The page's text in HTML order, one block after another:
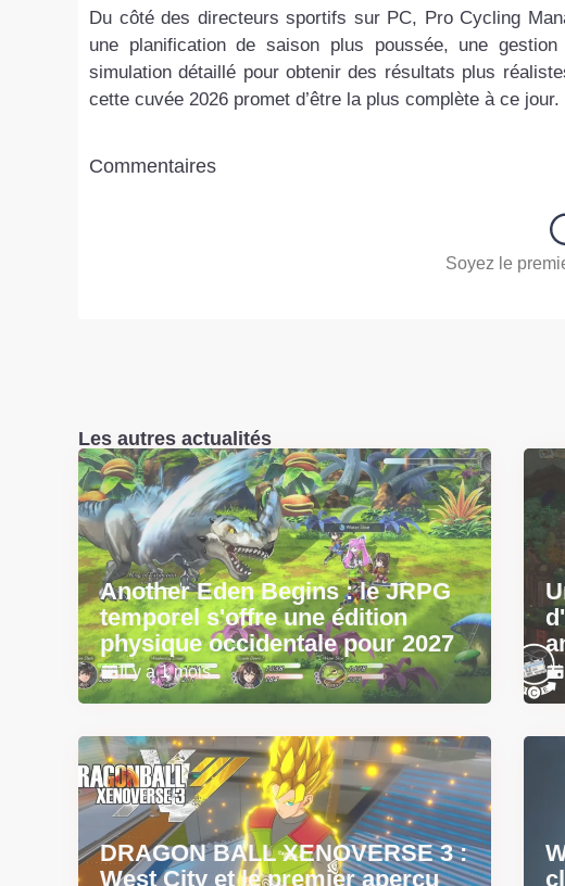
Du côté des directeurs sportifs sur PC, Pro Cycling
une planification de saison plus poussée, une
simulation détaillé pour obtenir des résultats plus
cette cuvée 2026 promet d’être la plus complète à ce jour.
Commentaires
Soyez le
Les autres actualités
Another Eden Begins : le JRPG
temporel s'offre une édition
physique occidentale pour 2027
Il y a 1 mois
DRAGON BALL XENOVERSE 3 :
West City et le premier aperçu